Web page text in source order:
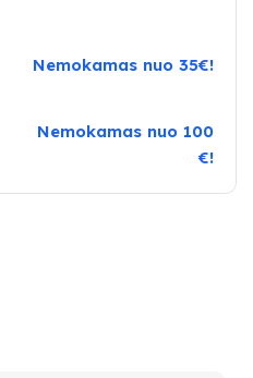
Nemokamas nuo 35€!
Nemokamas nuo 100
€!